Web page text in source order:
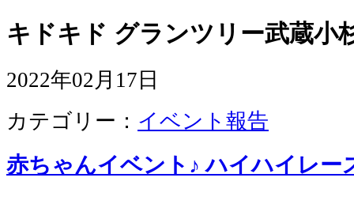
キドキド グランツリー武蔵小
2022年02月17日
カテゴリー： イベント報告
赤ちゃんイベント♪ ハイハイレー